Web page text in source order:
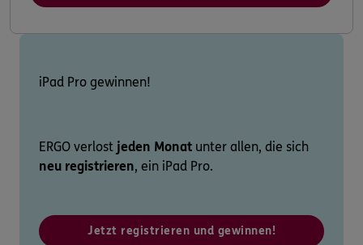
iPad Pro gewinnen!
ERGO verlost jeden Monat unter allen, die sich
neu registrieren, ein iPad Pro.
Jetzt registrieren und gewinnen!